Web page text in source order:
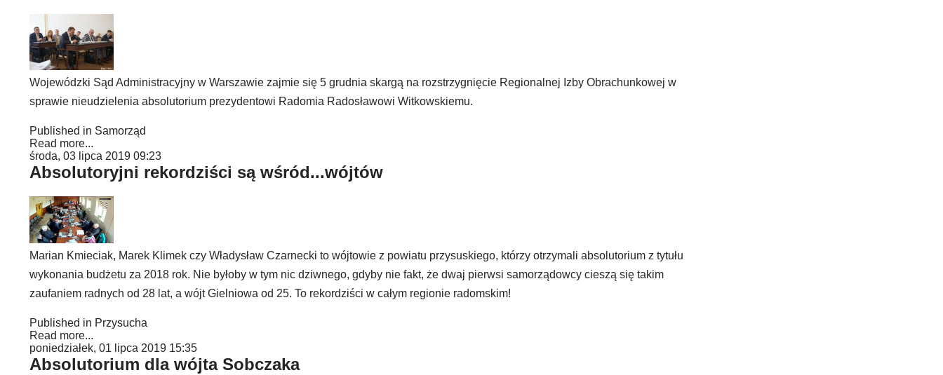
Wojewódzki Sąd Administracyjny w Warszawie zajmie się 5 grudnia skargą na rozstrzygnięcie Regionalnej Izby Obrachunkowej w
sprawie nieudzielenia absolutorium prezydentowi Radomia Radosławowi Witkowskiemu.
Published in Samorząd
Read more...
środa, 03 lipca 2019 09:23
Absolutoryjni rekordziści są wśród...wójtów
Marian Kmieciak, Marek Klimek czy Władysław Czarnecki to wójtowie z powiatu przysuskiego, którzy otrzymali absolutorium z tytułu
wykonania budżetu za 2018 rok. Nie byłoby w tym nic dziwnego, gdyby nie fakt, że dwaj pierwsi samorządowcy cieszą się takim
zaufaniem radnych od 28 lat, a wójt Gielniowa od 25. To rekordziści w całym regionie radomskim!
Published in Przysucha
Read more...
poniedziałek, 01 lipca 2019 15:35
Absolutorium dla wójta Sobczaka